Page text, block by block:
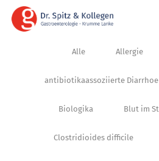
Alle Allergie
antibiotikaassoziierte Diarrhoe
Biologika Blut im
Clostridioides difficile